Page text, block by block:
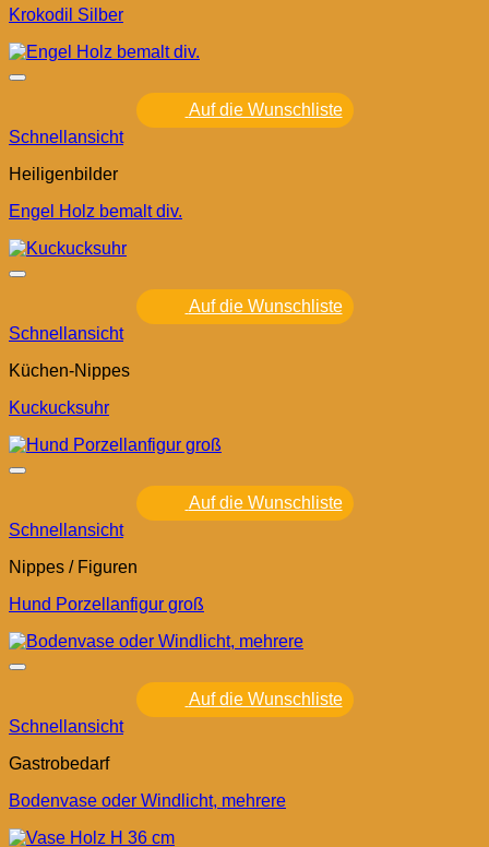
Krokodil Silber
Auf die Wunschliste
Schnellansicht
Heiligenbilder
Engel Holz bemalt div.
Auf die Wunschliste
Schnellansicht
Küchen-Nippes
Kuckucksuhr
Auf die Wunschliste
Schnellansicht
Nippes / Figuren
Hund Porzellanfigur groß
Auf die Wunschliste
Schnellansicht
Gastrobedarf
Bodenvase oder Windlicht, mehrere